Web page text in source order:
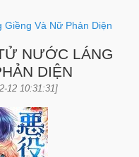
Và Nữ Phản Diện
NƯỚC LÁNG
DIỆN
12 10:31:31]